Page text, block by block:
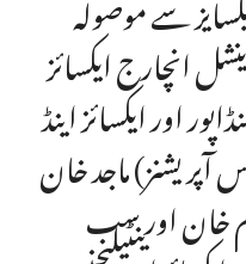
انچارج ایکسائز
اور ایکسائز اینڈ
آپریشنز) ماجد خان
خان اور سب